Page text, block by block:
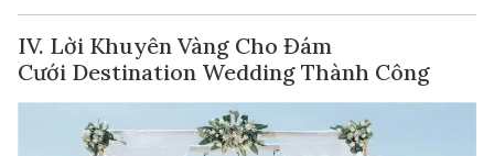
IV. Lời Khuyên Vàng Cho Đám
Cưới Destination Wedding Thành Công